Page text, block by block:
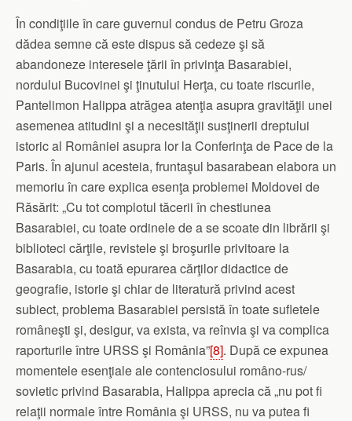
În condiţiile în care guvernul condus de Petru Groza
dădea semne că este dispus să cedeze şi să
abandoneze interesele ţării în privinţa Basarabiei,
nordului Bucovinei şi ţinutului Herţa, cu toate riscurile,
Pantelimon Halippa atrăgea atenţia asupra gravităţii unei
asemenea atitudini şi a necesităţii susţinerii dreptului
istoric al României asupra lor la Conferinţa de Pace de la
Paris. În ajunul acesteia, fruntaşul basarabean elabora un
memoriu în care explica esenţa problemei Moldovei de
Răsărit: „Cu tot complotul tăcerii în chestiunea
Basarabiei, cu toate ordinele de a se scoate din librării şi
biblioteci cărţile, revistele şi broşurile privitoare la
Basarabia, cu toată epurarea cărţilor didactice de
geografie, istorie şi chiar de literatură privind acest
subiect, problema Basarabiei persistă în toate sufletele
româ­neşti şi, desigur, va exista, va reînvia şi va complica
raporturile între URSS şi România”[8]. După ce expunea
momentele esenţiale ale contenciosului româno-rus/
sovietic privind Basarabia, Halippa aprecia că „nu pot fi
relaţii normale între România şi URSS, nu va putea fi